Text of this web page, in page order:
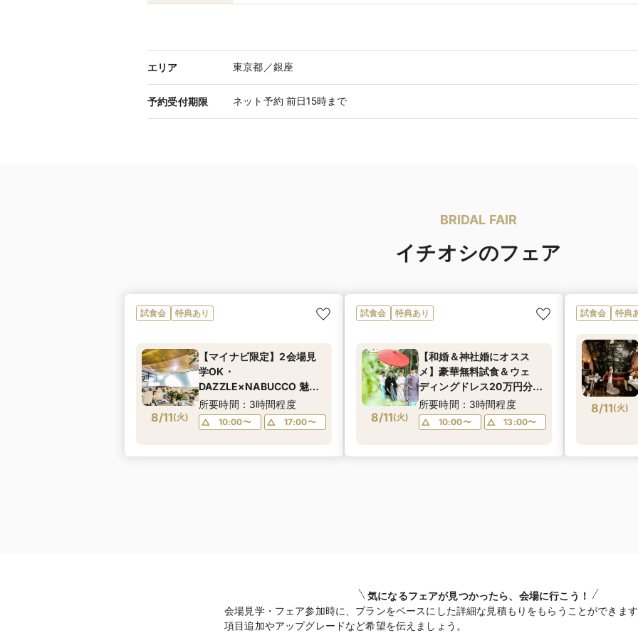
エリア 東京都／銀座
予約受付期限 ネット予約 前日15時まで
BRIDAL FAIR
イチオシのフェア
試食会 特典あり
8/11(火)
【マイナビ限定】2会場見
学OK・
DAZZLE×NABUCCO 魅せ
るW見学同時体験フェア
所要時間：3時間程度
10:00〜 17:00〜
試食会 特典あり
8/11(火)
【和婚＆神社婚にオスス
メ】豪華無料試食＆ウェ
ディングドレス20万円分特
典付きフェア
所要時間：3時間程度
10:00〜 13:00〜
試食会 特典
8/11(火)
気になるフェアが見つかったら、会場に行こう！
会場見学・フェア参加時に、プランをベースにした詳細な見積もりをもらうことができま
項目追加やアップグレードなど希望を伝えましょう。